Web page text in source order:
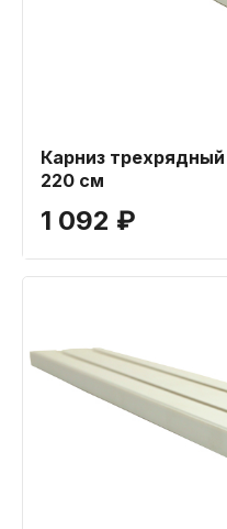
Карниз
220 см
1 092 ₽